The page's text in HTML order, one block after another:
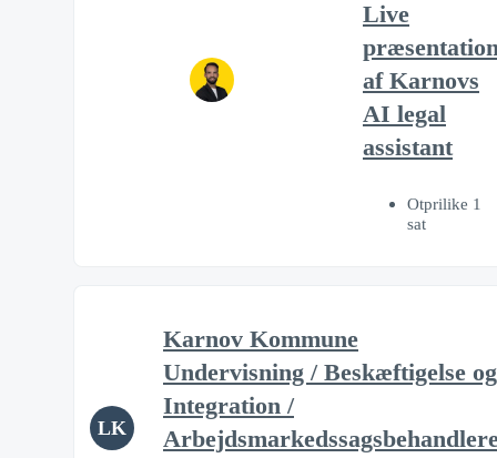
Live
af Karnovs
AI legal
assistant
Otprilike 1
sat
LK
Karnov Kommune
Undervisning / Beskæftigelse og
Integration /